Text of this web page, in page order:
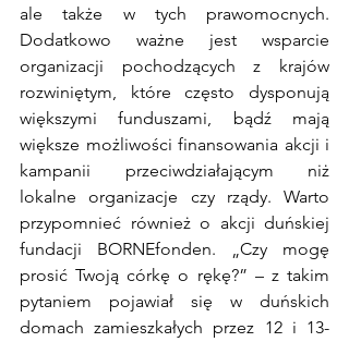
ale także w tych prawomocnych.
Dodatkowo ważne jest wsparcie
organizacji pochodzących z krajów
rozwiniętym, które często dysponują
większymi funduszami, bądź mają
większe możliwości finansowania akcji i
kampanii przeciwdziałającym niż
lokalne organizacje czy rządy. Warto
przypomnieć również o akcji duńskiej
fundacji BORNEfonden. „Czy mogę
prosić Twoją córkę o rękę?” – z takim
pytaniem pojawiał się w duńskich
domach zamieszkałych przez 12 i 13-